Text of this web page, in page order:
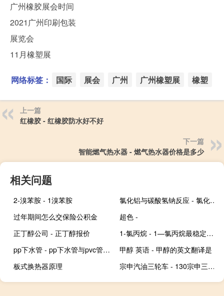
广州橡胶展会时间
2021广州印刷包装
展览会
11月橡塑展
网络标签： 国际 展会 广州 广州橡塑展 橡塑
上一篇
红橡胶 - 红橡胶防水好不好
下一篇
智能燃气热水器 - 燃气热水器价格是多少
相关问题
2-溴苯胺 - 1溴苯胺
氯化铝与碳酸氢钠反应 - 氯化铝与足量碳酸氢钠反应
过年期间怎么交保险公积金
超色 -
正丁醇公司 - 正丁醇报价
1-氯丙烷 - 1—氯丙烷最稳定构象
pp下水管 - pp下水管与pvc管用什么连接
甲醇 英语 - 甲醇的英文翻译是
板式换热器原理
宗申汽油三轮车 - 130宗申三轮摩托车多少钱